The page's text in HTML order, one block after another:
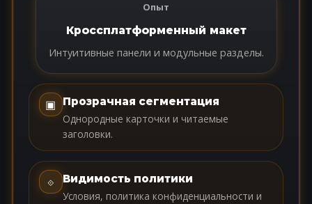
Опыт
Кроссплатформенный макет
Интуитивные панели и модульные разделы.
▣ Прозрачная сегментация
Однородные карточки и читаемые
заголовки.
⟐
Видимость политики
Условия, политика конфиденциальности и